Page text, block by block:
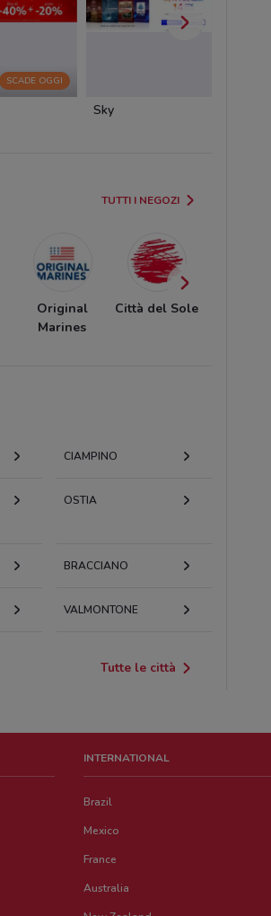
SCADE OGGI
Sky
TUTTI I NEGOZI
Original
Marines
Città del Sole
CIAMPINO
OSTIA
BRACCIANO
VALMONTONE
Tutte le città
INTERNATIONAL
Brazil
Mexico
France
Australia